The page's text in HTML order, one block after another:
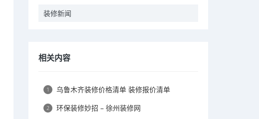
装修新闻
相关内容
1 乌鲁木齐装修价格清单 装修报价清单
2 环保装修妙招 – 徐州装修网